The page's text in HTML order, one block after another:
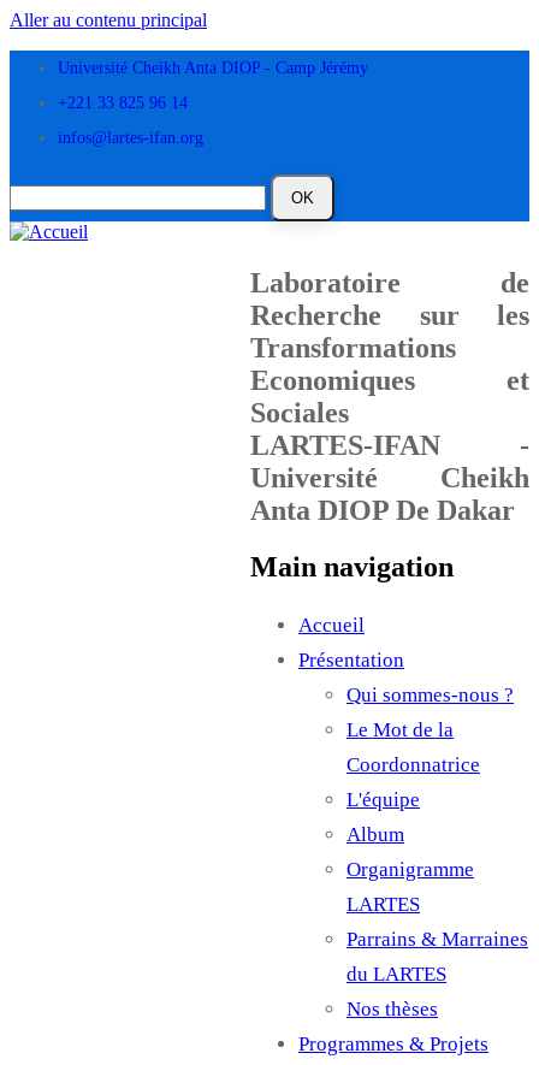
Aller au contenu principal
Université Cheikh Anta DIOP - Camp Jérémy
+221 33 825 96 14
infos@lartes-ifan.org
Laboratoire de
Recherche sur les
Transformations
Economiques et
Sociales
LARTES-IFAN -
Université Cheikh
Anta DIOP De Dakar
Main navigation
Accueil
Présentation
Qui sommes-nous ?
Le Mot de la
Coordonnatrice
L'équipe
Album
Organigramme
LARTES
Parrains & Marraines
du LARTES
Nos thèses
Programmes & Projets